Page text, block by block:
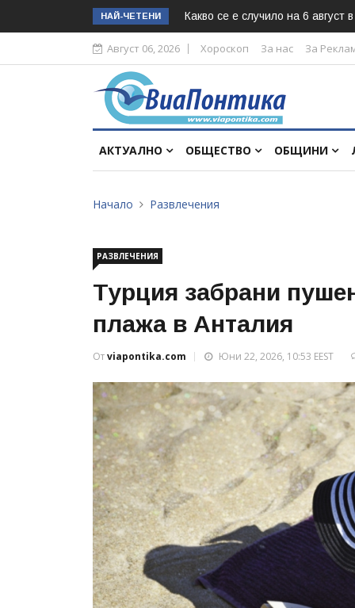
НАЙ-ЧЕТЕНИ Какво се е случило на 6 август
Август 06, 2026 Хороскоп За нас За
АКТУАЛНО ОБЩЕСТВО ОБЩИНИ
Начало Развлечения
РАЗВЛЕЧЕНИЯ
Турция забрани
плажа в Анталия
Отviapontika.com Юни 22, 2026, 10:53 EEST